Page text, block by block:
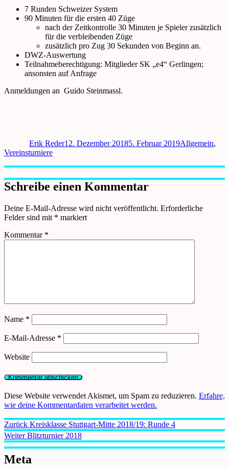
7 Runden Schweizer System
90 Minuten für die ersten 40 Züge
nach der Zeitkontrolle 30 Minuten je Spieler zusätzlich
für die verbleibenden Züge
zusätzlich pro Zug 30 Sekunden von Beginn an.
DWZ-Auswertung
Teilnahmeberechtigung: Mitglieder SK „e4“ Gerlingen;
ansonsten auf Anfrage
Anmeldungen an Guido Steinmassl.
Erik Reder12. Dezember 20185. Februar 2019Allgemein,
Vereinsturniere
Schreibe einen Kommentar
Deine E-Mail-Adresse wird nicht veröffentlicht. Erforderliche
Felder sind mit * markiert
Kommentar *
Name *
E-Mail-Adresse *
Website
Diese Website verwendet Akismet, um Spam zu reduzieren. Erfahre,
wie deine Kommentardaten verarbeitet werden.
Beitragsnavigation
Zurück Vorheriger
Beitrag:
Kreisklasse Stuttgart-Mitte 2018/19: Runde 4
Weiter Nächster
Beitrag:
Blitzturnier 2018
Meta